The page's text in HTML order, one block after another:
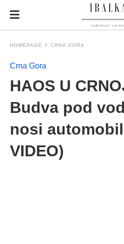
HOMEPAGE CRNA GORA
Crna Gora
HAOS U
Budva pod
nosi
VIDEO)